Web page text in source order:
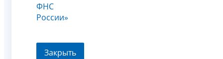
ФНС
России»
Закрыть